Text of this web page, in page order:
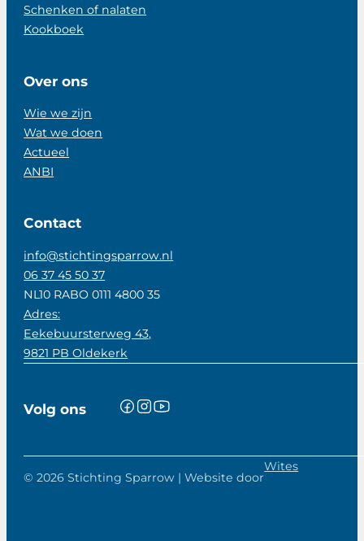
Schenken of nalaten
Kookboek
Over ons
Wie we zijn
Wat we doen
Actueel
ANBI
Contact
info@stichtingsparrow.nl
06 37 45 50 37
NL10 RABO 0111 4800 35
Adres:
Eekebuursterweg 43,
9821 PB Oldekerk
Volg ons
© 2026 Stichting Sparrow | Website door
Wites